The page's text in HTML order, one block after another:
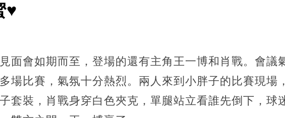
♥
面會如期而至，登場的還有主角王一博和肖戰。會議
場比賽，氣氛十分熱烈。兩人來到小胖子的比賽現場
套裝，肖戰身穿白色夾克，單腿站立看誰先倒下，球